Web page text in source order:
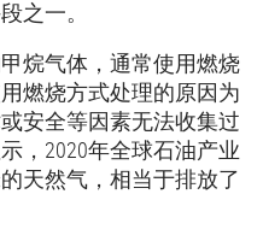
之一。
烷气体，通常使用燃烧
燃烧方式处理的原因为
安全等因素无法收集过
，2020年全球石油产业
天然气，相当于排放了